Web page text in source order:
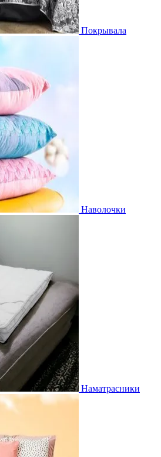
Покрывала
Наволочки
Наматрасники